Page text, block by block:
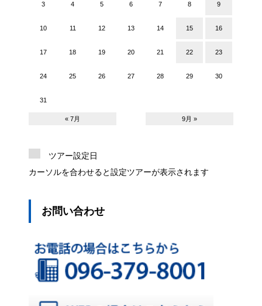
3 4 5 6 7 8 9
10 11 12 13 14 15 16
17 18 19 20 21 22 23
24 25 26 27 28 29 30
31
« 7月 9月 »
ツアー設定日
カーソルを合わせると設定ツアーが表示されます
お問い合わせ